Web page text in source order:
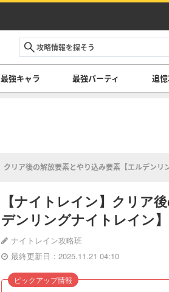
最強キャラ 最強パーティ 追
クリア後の解放要素とやり込み要素【エルデンリ
【ナイトレイン】クリア
デンリングナイトレイン】
ナイトレイン攻略班
最終更新日：2025.11.21 04:10
ピックアップ情報